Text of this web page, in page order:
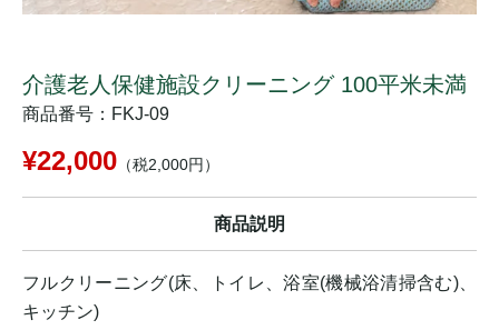
介護老人保健施設クリーニング 100平米未満
商品番号：FKJ-09
¥22,000 （税2,000円）
商品説明
フルクリーニング(床、トイレ、浴室(機械浴清掃含む)、
キッチン)